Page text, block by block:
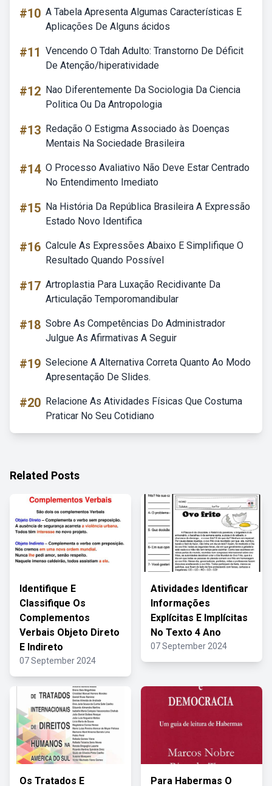
#10 A Tabela Apresenta Algumas Características E
Aplicações De Alguns ácidos
#11 Vencendo O Tdah Adulto: Transtorno De Déficit
De Atenção/hiperatividade
#12 Nao Diferentemente Da Sociologia Da Ciencia
Politica Ou Da Antropologia
#13 Redação O Estigma Associado às Doenças
Mentais Na Sociedade Brasileira
#14 O Processo Avaliativo Não Deve Estar Centrado
No Entendimento Imediato
#15 Na História Da República Brasileira A Expressão
Estado Novo Identifica
#16 Calcule As Expressões Abaixo E Simplifique O
Resultado Quando Possível
#17 Artroplastia Para Luxação Recidivante Da
Articulação Temporomandibular
#18 Sobre As Competências Do Administrador
Julgue As Afirmativas A Seguir
#19 Selecione A Alternativa Correta Quanto Ao Modo
Apresentação De Slides.
#20 Relacione As Atividades Físicas Que Costuma
Praticar No Seu Cotidiano
Related Posts
Identifique E
Classifique Os
Complementos
Verbais Objeto Direto
E Indireto
07 September 2024
Atividades Identificar
Informações
Explícitas E Implícitas
No Texto 4 Ano
07 September 2024
Os Tratados E Para Habermas O